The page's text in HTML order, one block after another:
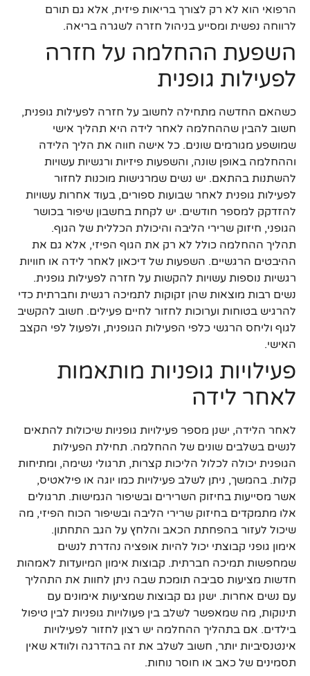
הרפואי הוא לא רק לצורך בריאות פיזית, אלא גם תורם
לרווחה נפשית ומסייע בניהול חזרה לשגרה בריאה.
השפעת ההחלמה על חזרה
לפעילות גופנית
כשהאם החדשה מתחילה לחשוב על חזרה לפעילות גופנית,
חשוב להבין שההחלמה לאחר לידה היא תהליך אישי
שמושפע מגורמים שונים. כל אישה חווה את הליך הלידה
וההחלמה באופן שונה, והשפעות פיזיות ורגשיות עשויות
להשתנות בהתאם. יש נשים שמרגישות מוכנות לחזור
לפעילות גופנית לאחר שבועות ספורים, בעוד אחרות עשויות
להזדקק למספר חודשים. יש לקחת בחשבון שיפור בכושר
הגופני, חיזוק שרירי הליבה והיכולת הכללית של הגוף.
תהליך ההחלמה כולל לא רק את הגוף הפיזי, אלא גם את
ההיבטים הרגשיים. השפעות של דיכאון לאחר לידה או חוויות
רגשיות נוספות עשויות להקשות על חזרה לפעילות גופנית.
נשים רבות מוצאות שהן זקוקות לתמיכה רגשית וחברתית כדי
להרגיש בטוחות וערוכות לחזור לחיים פעילים. חשוב להקשיב
לגוף וליחס הרגשי כלפי הפעילות הגופנית, ולפעול לפי הקצב
האישי.
פעילויות גופניות מותאמות
לאחר לידה
לאחר הלידה, ישנן מספר פעילויות גופניות שיכולות להתאים
לנשים בשלבים שונים של ההחלמה. תחילת הפעילות
הגופנית יכולה לכלול הליכות קצרות, תרגולי נשימה, ומתיחות
קלות. בהמשך, ניתן לשלב פעילויות כמו יוגה או פילאטיס,
אשר מסייעות בחיזוק השרירים ובשיפור הגמישות. תרגולים
אלו מתמקדים בחיזוק שרירי הליבה ובשיפור הכוח הפיזי, מה
שיכול לעזור בהפחתת הכאב והלחץ על הגב התחתון.
אימון גופני קבוצתי יכול להיות אופציה נהדרת לנשים
שמחפשות תמיכה חברתית. קבוצות אימון המיועדות לאמהות
חדשות מציעות סביבה תומכת שבה ניתן לחוות את התהליך
עם נשים אחרות. ישנן גם קבוצות שמציעות אימונים עם
תינוקות, מה שמאפשר לשלב בין פעולויות גופניות לבין טיפול
בילדים. אם בתהליך ההחלמה יש רצון לחזור לפעילויות
אינטנסיביות יותר, חשוב לשלב את זה בהדרגה ולוודא שאין
תסמינים של כאב או חוסר נוחות.